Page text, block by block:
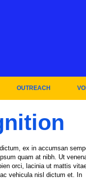
OUTREACH
ex in accumsan
quam at nibh. Ut
orci, lacinia ut mattis
vehicula nisl dictum et. In